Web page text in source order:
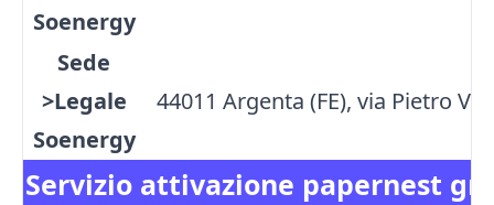
Servizio attivazione papernest
Soenergy
Sede
>Legale
Soenergy
44011 Argenta (FE), via Pietro